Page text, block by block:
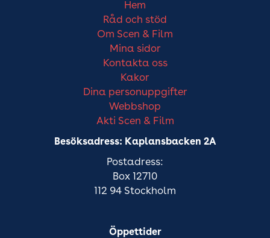
Hem
Råd och stöd
Om Scen & Film
Mina sidor
Kontakta oss
Kakor
Dina personuppgifter
Webbshop
Akti Scen & Film
Besöksadress: Kaplansbacken 2A
Postadress:
Box 12710
112 94 Stockholm
Öppettider